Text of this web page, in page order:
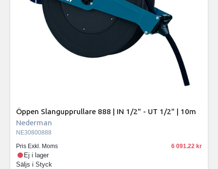
Öppen Slangupprullare 888 | IN 1/2" - UT 1/2" | 10m
Nederman
NE30800888
Pris Exkl. Moms
6 091.22
Ej i lager
Säljs i Styck